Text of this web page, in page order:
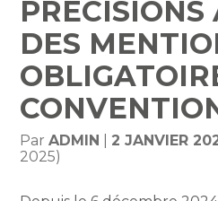
PRÉCISIONS
DES
ParADMIN 2 JANVIER
2025)